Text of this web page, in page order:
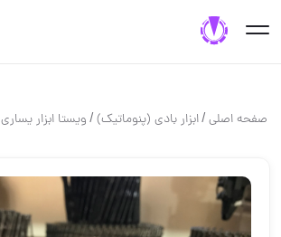
صفحه اصلی/ابزار بادي (پنوماتيك)/ويستا ابزار يسارى